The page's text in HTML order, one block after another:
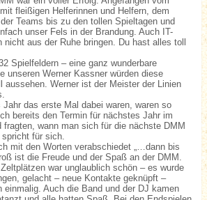
fleißigen Helferinnen und Helfern, dem
Teams bis zu den tollen Spieltagen und
unser Fels in der Brandung. Auch IT-
nicht aus der Ruhe bringen. Du hast alles toll
Spielfeldern – eine ganz wunderbare
unseren Werner Kassner würden diese
aussehen. Werner ist der Meister der Linien
Jahr das erste Mal dabei waren, waren so
bereits den Termin für nächstes Jahr im
fragten, wann man sich für die nächste DMM
für sich.
mit den Worten verabschiedet „…dann bis
ist die Freude und der Spaß an der DMM.
war unglaublich schön – es wurde
gelacht – neue Kontakte geknüpft –
einmalig. Auch die Band und der DJ kamen